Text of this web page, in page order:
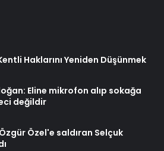
Haklarını Yeniden Düşünmek
Eline mikrofon alıp sokağa
değildir
Özel'e saldıran Selçuk